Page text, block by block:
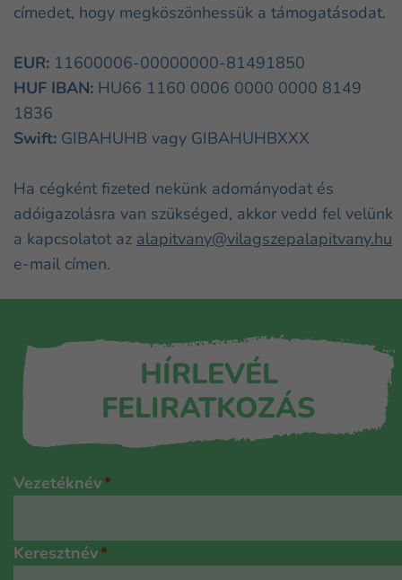
címedet, hogy megköszönhessük a támogatásodat.
EUR: 11600006-00000000-81491850
HUF IBAN: HU66 1160 0006 0000 0000 8149
1836
Swift: GIBAHUHB vagy GIBAHUHBXXX
Ha cégként fizeted nekünk adományodat és
adóigazolásra van szükséged, akkor vedd fel velünk
a kapcsolatot az alapitvany@vilagszepalapitvany.hu
e-mail címen.
HÍRLEVÉL
FELIRATKOZÁS
Név*
Vezetéknév
Keresztnév